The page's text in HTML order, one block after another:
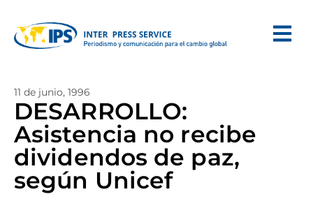
11 de junio, 1996
DESARROLLO:
Asistencia no recibe
dividendos de paz,
según Unicef